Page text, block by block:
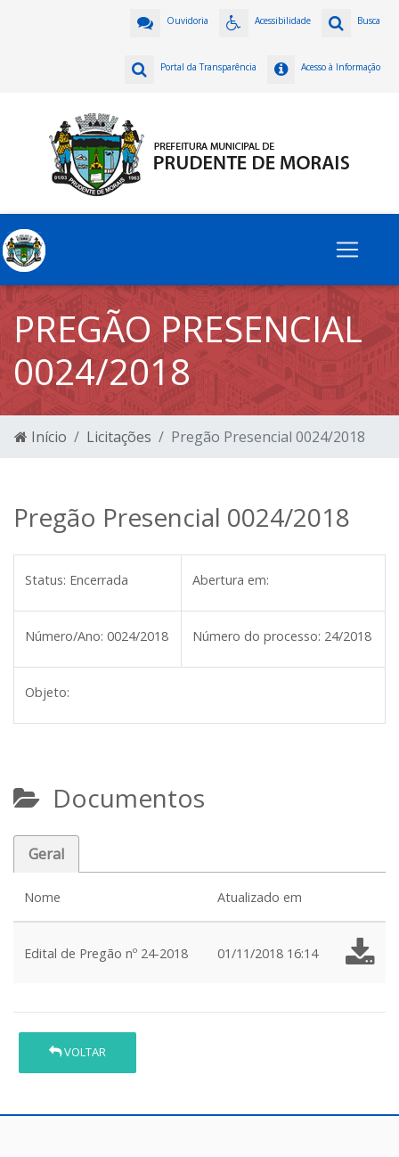
Busca
Acessibilidade
Ouvidoria
Acesso à Informação
Portal da Transparência
PREGÃO PRESENCIAL
0024/2018
Início Licitações Pregão Presencial 0024/2018
Pregão Presencial 0024/2018
Status: Encerrada Abertura em:
Número/Ano: 0024/2018 Número do processo: 24/2018
Objeto:
Documentos
Geral
Nome Atualizado em
Edital de Pregão nº 24-2018 01/11/2018 16:14
VOLTAR